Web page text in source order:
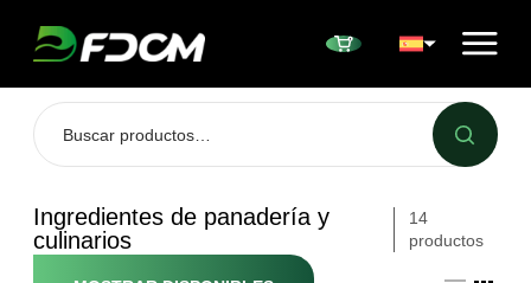
Ingredientes de panadería y
culinarios
14
productos